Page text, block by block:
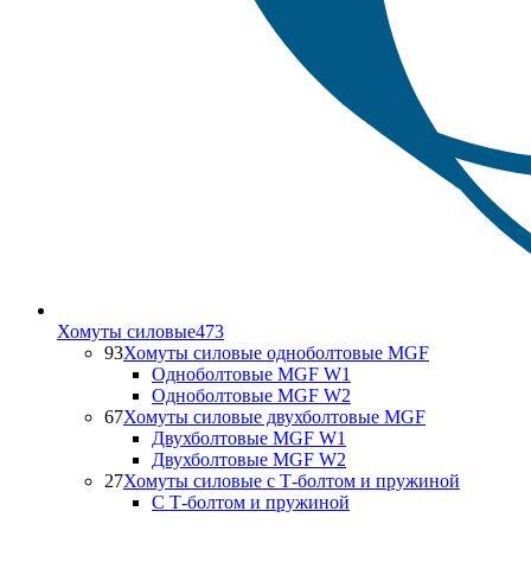
Хомуты силовые473
93Хомуты силовые одноболтовые MGF
Одноболтовые MGF W1
Одноболтовые MGF W2
67Хомуты силовые двухболтовые MGF
Двухболтовые MGF W1
Двухболтовые MGF W2
27Хомуты силовые с Т-болтом и пружиной
С Т-болтом и пружиной